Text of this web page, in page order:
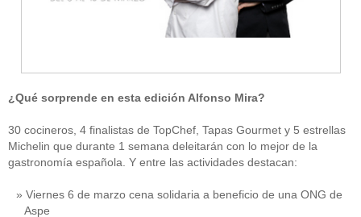
¿Qué sorprende en esta edición Alfonso Mira?
30 cocineros, 4 finalistas de TopChef, Tapas Gourmet y 5 estrellas
Michelin que durante 1 semana deleitarán con lo mejor de la
gastronomía española. Y entre las actividades destacan:
Viernes 6 de marzo cena solidaria a beneficio de una ONG de
Aspe